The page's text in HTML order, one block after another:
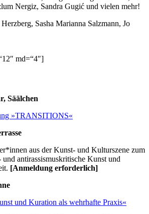
Nergiz, Sandra Gugić und vielen mehr!
Sasha Marianna Salzmann, Jo
md=“4″]
Säälchen
»TRANSITIONS«
aus der Kunst- und Kulturszene zum
und antirassismuskritische Kunst und
[Anmeldung erforderlich]
und Kuration als wehrhafte Praxis«